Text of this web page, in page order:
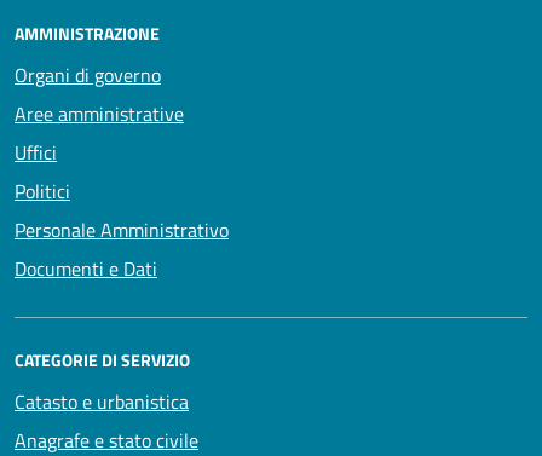
AMMINISTRAZIONE
Organi di governo
Aree amministrative
Uffici
Politici
Personale Amministrativo
Documenti e Dati
CATEGORIE DI SERVIZIO
Catasto e urbanistica
Anagrafe e stato civile